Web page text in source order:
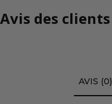
Avis des clients
AVIS (0)